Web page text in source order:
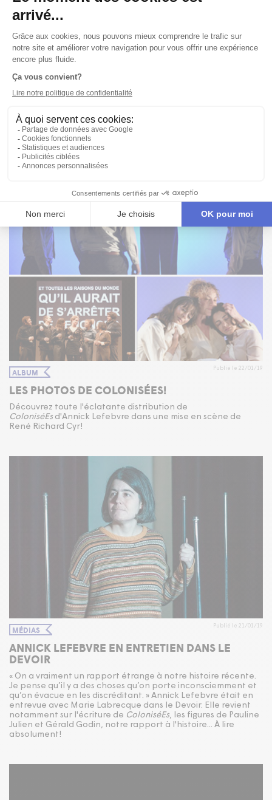
LA PRESSE + A RENCONTRÉ ANNICK LEFEBVRE
ET RENÉ RICHARD CYR!
« Comme peuple, chaque fois, on encaisse et on poursuit le
chemin. Les Québécois refusent de baisser les bras ». L'autrice
et le metteur en scène de
Québec et son rapport à son Histoire et ses luttes sociales. À
lire!
ALBUM Publié le 22/01/19
LES PHOTOS DE COLONISÉES!
Découvrez toute l'éclatante distribution de
ColoniséEs d'Annick Lefebvre dans une mise en scène de
René Richard Cyr!
MÉDIAS Publié le 21/01/19
ANNICK LEFEBVRE EN ENTRETIEN DANS LE
DEVOIR
« On a vraiment un rapport étrange à notre histoire récente.
Je pense qu’il y a des choses qu’on porte inconsciemment et
qu’on évacue en les discréditant. » Annick Lefebvre était en
entrevue avec Marie Labrecque dans le Devoir. Elle revient
notamment sur l'écriture de ColoniséEs, les figures de Pauline
Julien et Gérald Godin, notre rapport à l'histoire... À lire
absolument!